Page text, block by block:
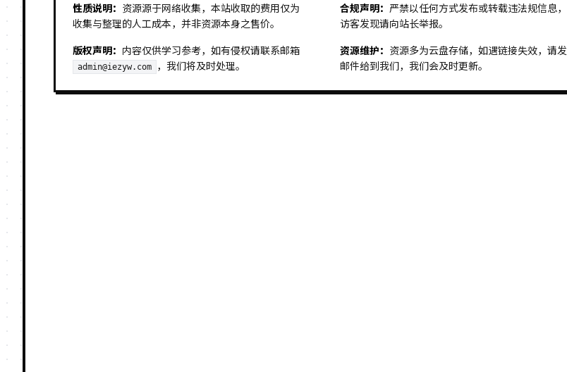
性质说明： 资源源于网络收集，本站收取的费用仅为
收集与整理的人工成本，并非资源本身之售价。
版权声明： 内容仅供学习参考，如有侵权请联系邮箱
admin@iezyw.com ，我们将及时处理。
合规声明： 严禁以任何方式发布或转载违法规信息，
访客发现请向站长举报。
资源维护： 资源多为云盘存储，如遇链接失效，请发
邮件给到我们，我们会及时更新。